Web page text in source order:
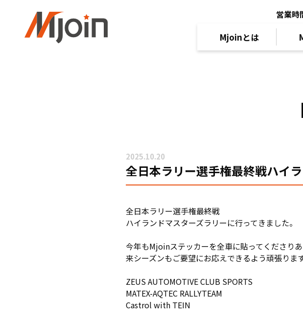
Mjoinとは
営業時
2025.10.20
全日本ラリー選手権最終戦ハイ
全日本ラリー選手権最終戦
ハイランドマスターズラリーに行ってきました。
今年もMjoinステッカーを全車に貼ってくださりあ
来シーズンもご要望にお応えできるよう頑張りま
ZEUS AUTOMOTIVE CLUB SPORTS
MATEX-AQTEC RALLYTEAM
Castrol with TEIN